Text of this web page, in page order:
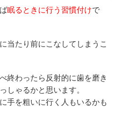
眠るときに行う習慣付けで
当たり前にこなしてしまうこ
終わったら反射的に歯を磨き
しゃるかと思います。
手を粗いに行く人もいるかも